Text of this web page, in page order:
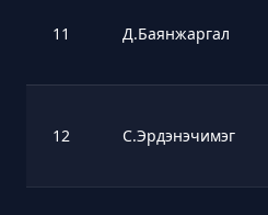
11 Д.Баянжаргал
12 С.Эрдэнэчимэг